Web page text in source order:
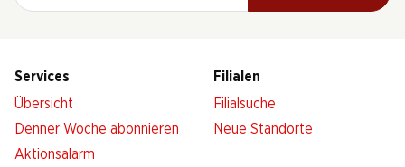
Services
Übersicht
Denner Woche abonnieren
Aktionsalarm
Filialen
Filialsuche
Neue Standorte